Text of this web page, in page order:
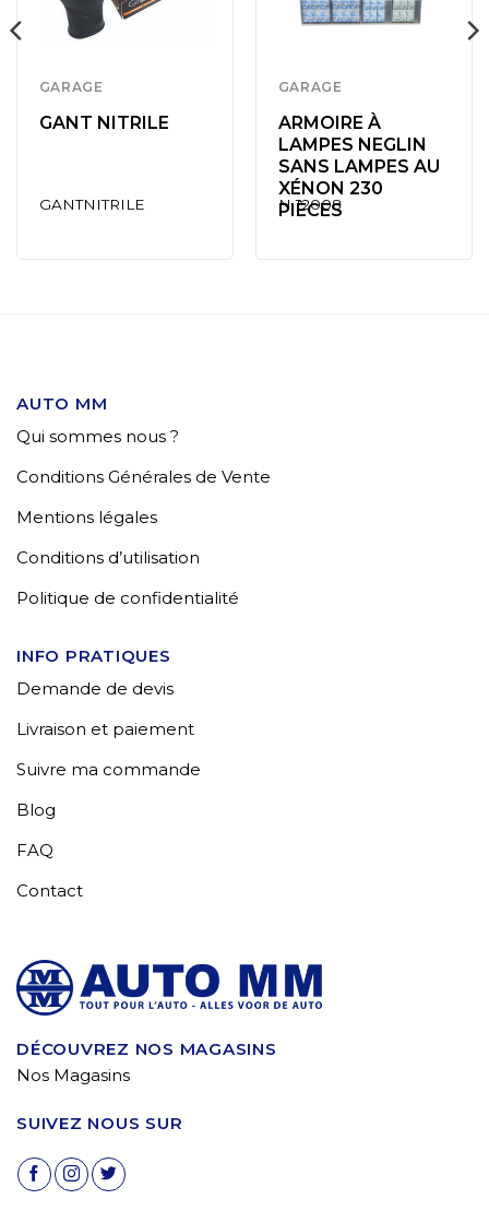
GARAGE
GANT NITRILE
GANTNITRILE
GARAGE
ARMOIRE À
LAMPES NEGLIN
SANS LAMPES AU
XÉNON 230
PIÈCES
N 12008
AUTO MM
Qui sommes nous ?
Conditions Générales de Vente
Mentions légales
Conditions d’utilisation
Politique de confidentialité
INFO PRATIQUES
Demande de devis
Livraison et paiement
Suivre ma commande
Blog
FAQ
Contact
DÉCOUVREZ NOS MAGASINS
Nos Magasins
SUIVEZ NOUS SUR